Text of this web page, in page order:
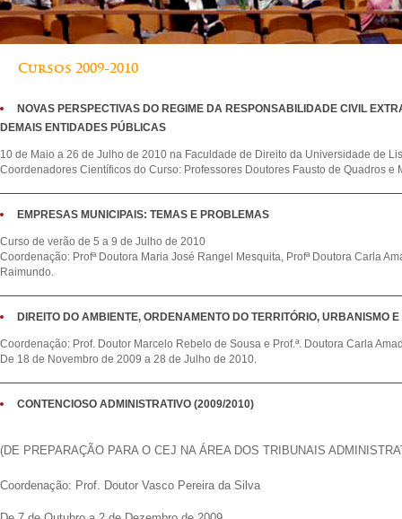
Cursos 2009-2010
NOVAS PERSPECTIVAS DO REGIME DA RESPONSABILIDADE CIVIL
DEMAIS ENTIDADES PÚBLICAS
10 de Maio a 26 de Julho de 2010 na Faculdade de Direito da Universidade de
Coordenadores Científicos do Curso: Professores Doutores Fausto de Quadros e
EMPRESAS MUNICIPAIS: TEMAS E PROBLEMAS
Curso de verão de 5 a 9 de Julho de 2010
Coordenação: Profª Doutora Maria José Rangel Mesquita, Profª Doutora Carla
Raimundo.
DIREITO DO AMBIENTE, ORDENAMENTO DO TERRITÓRIO, URBANISMO
Coordenação: Prof. Doutor Marcelo Rebelo de Sousa e Prof.ª. Doutora Carla
De 18 de Novembro de 2009 a 28 de Julho de 2010.
CONTENCIOSO ADMINISTRATIVO (2009/2010)
(DE PREPARAÇÃO PARA O CEJ NA ÁREA DOS TRIBUNAIS
Coordenação: Prof. Doutor Vasco Pereira da Silva